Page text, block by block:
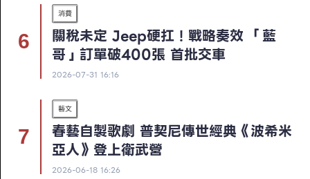
消費
關稅未定 Jeep硬扛！戰略奏效 「藍
哥」訂單破400張 首批交車
2026-07-31 16:16
藝文
春藝自製歌劇 普契尼傳世經典《波希米
亞人》登上衛武營
2026-06-18 16:26